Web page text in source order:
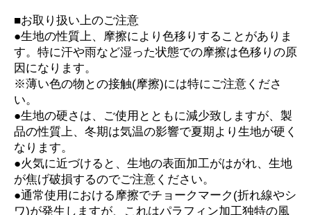
■お取り扱い上のご注意
●生地の性質上、摩擦により色移りすることがありま
す。特に汗や雨など湿った状態での摩擦は色移りの原
因になります。
※薄い色の物との接触(摩擦)には特にご注意くださ
い。
●生地の硬さは、ご使用とともに減少致しますが、製
品の性質上、冬期は気温の影響で夏期より生地が硬く
なります。
●火気に近づけると、生地の表面加工がはがれ、生地
が焦げ破損するのでご注意ください。
●通常使用における摩擦でチョークマーク(折れ線やシ
ワ)が発生しますが、これはパラフィン加工独特の風